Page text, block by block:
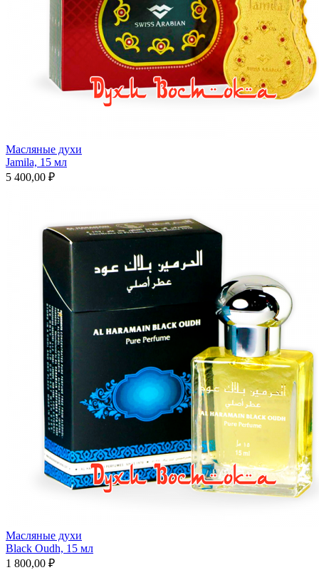
Масляные духи
Jamila, 15 мл
5 400,00 ₽
Масляные духи
Black Oudh, 15 мл
1 800,00 ₽